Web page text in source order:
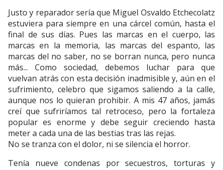
Justo y reparador sería que Miguel Osvaldo Etchecolatz
estuviera para siempre en una cárcel común, hasta el
final de sus días. Pues las marcas en el cuerpo, las
marcas en la memoria, las marcas del espanto, las
marcas del no saber, no se borran nunca, pero nunca
más... Como sociedad, debemos luchar para que
vuelvan atrás con esta decisión inadmisible y, aún en el
sufrimiento, celebro que sigamos saliendo a la calle,
aunque nos lo quieran prohibir. A mis 47 años, jamás
creí que sufriríamos tal retroceso, pero la fortaleza
popular es enorme y debe seguir creciendo hasta
meter a cada una de las bestias tras las rejas.
No se tranza con el dolor, ni se silencia el horror.
Tenía nueve condenas por secuestros, torturas y